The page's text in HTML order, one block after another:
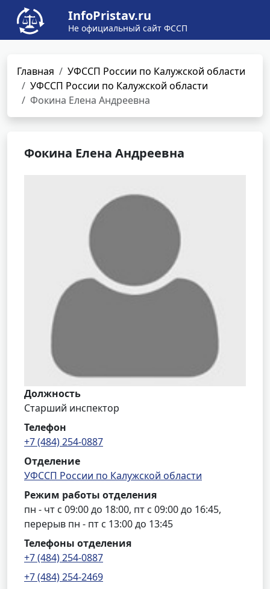
InfoPristav.ru
Не официальный сайт ФССП
Главная
УФССП России по Калужской области
УФССП России по Калужской области
Фокина Елена Андреевна
Фокина Елена Андреевна
Должность
Старший инспектор
Телефон
+7 (484) 254-0887
Отделение
УФССП России по Калужской области
Режим работы отделения
пн - чт с 09:00 до 18:00, пт с 09:00 до 16:45,
перерыв пн - пт с 13:00 до 13:45
Телефоны отделения
+7 (484) 254-0887
+7 (484) 254-2469